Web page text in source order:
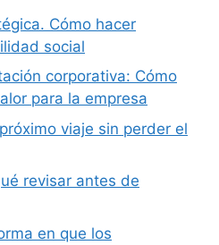
Cómo hacer
social
corporativa: Cómo
para la empresa
viaje sin perder el
revisar antes de
en que los